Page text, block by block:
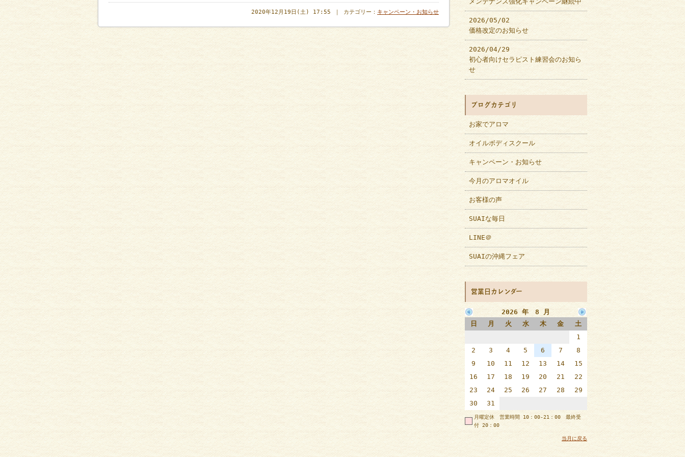
2020年12月19日(土) 17:55 ｜ カテゴリー： キャンペーン・お知らせ
2026/05/02
価格改定のお知らせ
2026/04/29
初心者向けセラピスト練習会のお知ら
せ
ブログカテゴリ
お家でアロマ
オイルボディスクール
キャンペーン・お知らせ
今月のアロマオイル
お客様の声
SUAIな毎日
LINE＠
SUAIの沖縄フェア
営業日カレンダー
2026 年 8 月
日
月 火 水 木 金
土
1
2
3 4 5 6 7
8
9
10 11 12 13 14
15
16
17 18 19 20 21
22
23
24 25 26 27 28
29
30
31
月曜定休 営業時間 10：00-21：00 最終受
付 20：00
当月に戻る